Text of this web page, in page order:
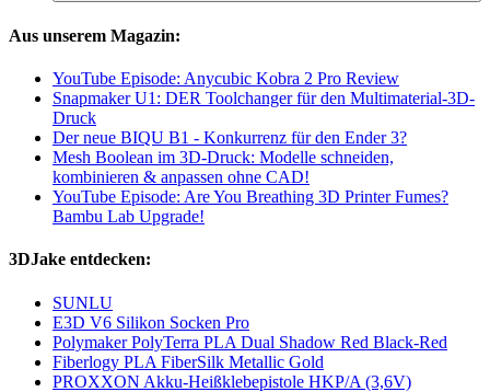
Aus unserem Magazin:
YouTube Episode: Anycubic Kobra 2 Pro Review
Snapmaker U1: DER Toolchanger für den Multimaterial-3D-
Druck
Der neue BIQU B1 - Konkurrenz für den Ender 3?
Mesh Boolean im 3D-Druck: Modelle schneiden,
kombinieren & anpassen ohne CAD!
YouTube Episode: Are You Breathing 3D Printer Fumes?
Bambu Lab Upgrade!
3DJake entdecken:
SUNLU
E3D V6 Silikon Socken Pro
Polymaker PolyTerra PLA Dual Shadow Red Black-Red
Fiberlogy PLA FiberSilk Metallic Gold
PROXXON Akku-Heißklebepistole HKP/A (3,6V)